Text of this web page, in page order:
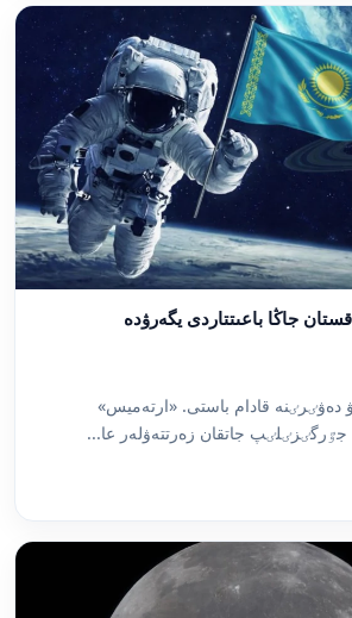
جاڭا باعىتتاردى يگەرۋدە
دەۋٸرٸنە قادام باستى. «ارتەميس»
جٷرگٸزٸلٸپ جاتقان زەرتتەۋلەر عا...